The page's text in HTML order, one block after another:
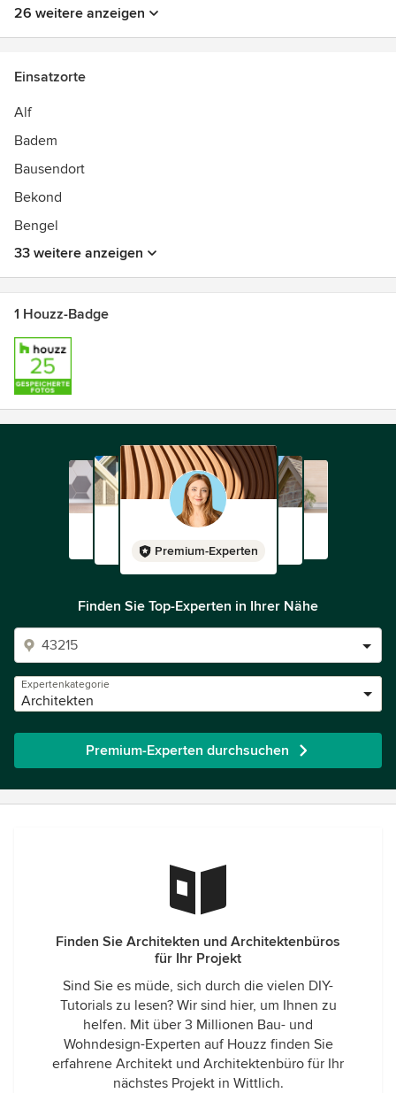
26 weitere anzeigen
Einsatzorte
Alf
Badem
Bausendort
Bekond
Bengel
33 weitere anzeigen
1 Houzz-Badge
Premium-Experten
Finden Sie Top-Experten in Ihrer Nähe
Expertenkategorie
Architekten
Premium-Experten durchsuchen
Finden Sie Architekten und Architektenbüros
für Ihr Projekt
Sind Sie es müde, sich durch die vielen DIY-
Tutorials zu lesen? Wir sind hier, um Ihnen zu
helfen. Mit über 3 Millionen Bau- und
Wohndesign-Experten auf Houzz finden Sie
erfahrene Architekt und Architektenbüro für Ihr
nächstes Projekt in Wittlich.